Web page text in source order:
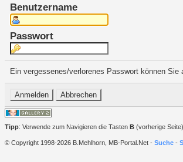
Benutzername
Passwort
Ein vergessenes/verlorenes Passwort können Sie
Tipp: Verwende zum Navigieren die Tasten B (vorherige
© Copyright 1998-2026 B.Mehlhorn, MB-Portal.Net - Suche -